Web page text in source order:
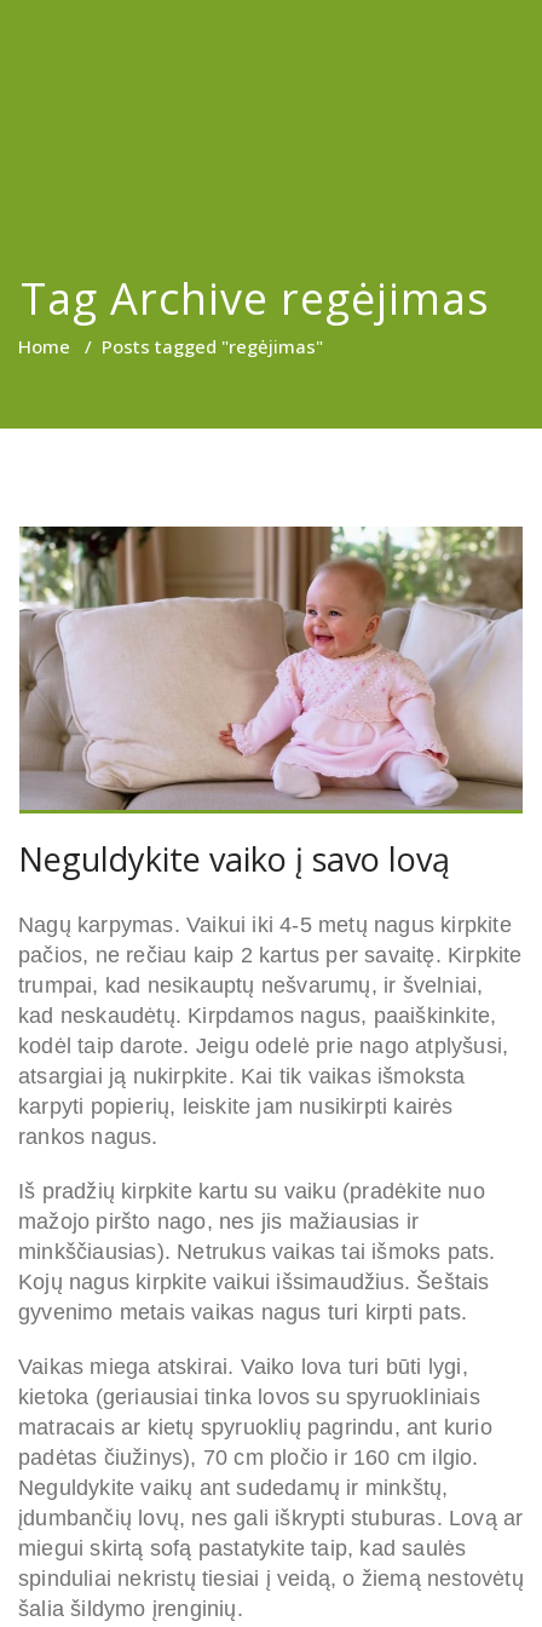
Tag Archive regėjimas
Home / Posts tagged "regėjimas"
Neguldykite vaiko į savo lovą
Nagų karpymas. Vaikui iki 4-5 metų nagus kirpkite
pačios, ne rečiau kaip 2 kartus per savaitę. Kirpkite
trumpai, kad nesikauptų nešvarumų, ir švelniai,
kad neskaudėtų. Kirpdamos nagus, paaiškinkite,
kodėl taip darote. Jeigu odelė prie nago atplyšusi,
atsargiai ją nukirpkite. Kai tik vaikas išmoksta
karpyti popierių, leiskite jam nusikirpti kairės
rankos nagus.
Iš pradžių kirpkite kartu su vaiku (pradėkite nuo
mažojo piršto nago, nes jis mažiausias ir
minkščiausias). Netrukus vaikas tai išmoks pats.
Kojų nagus kirpkite vaikui išsimaudžius. Šeštais
gyvenimo metais vaikas nagus turi kirpti pats.
Vaikas miega atskirai. Vaiko lova turi būti lygi,
kietoka (geriausiai tinka lovos su spyruokliniais
matracais ar kietų spyruoklių pagrindu, ant kurio
padėtas čiužinys), 70 cm pločio ir 160 cm ilgio.
Neguldykite vaikų ant sudedamų ir minkštų,
įdumbančių lovų, nes gali iškrypti stuburas. Lovą ar
miegui skirtą sofą pastatykite taip, kad saulės
spinduliai nekristų tiesiai į veidą, o žiemą nestovėtų
šalia šildymo įrenginių.